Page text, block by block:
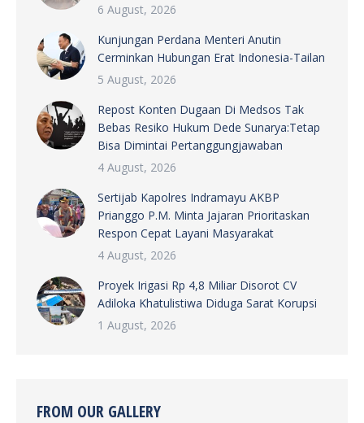
6 August, 2026
Kunjungan Perdana Menteri Anutin
Cerminkan Hubungan Erat Indonesia-Tailan
5 August, 2026
Repost Konten Dugaan Di Medsos Tak
Bebas Resiko Hukum Dede Sunarya:Tetap
Bisa Dimintai Pertanggungjawaban
4 August, 2026
Sertijab Kapolres Indramayu AKBP
Prianggo P.M. Minta Jajaran Prioritaskan
Respon Cepat Layani Masyarakat
4 August, 2026
Proyek Irigasi Rp 4,8 Miliar Disorot CV
Adiloka Khatulistiwa Diduga Sarat Korupsi
1 August, 2026
FROM OUR GALLERY